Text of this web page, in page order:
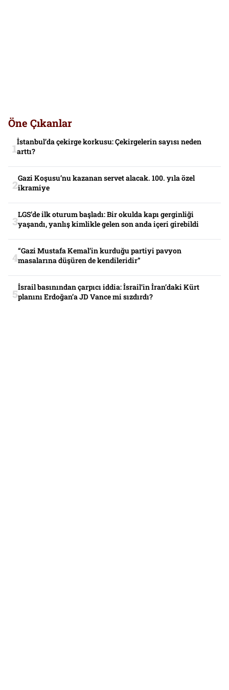
Öne Çıkanlar
İstanbul’da çekirge korkusu: Çekirgelerin sayısı neden
arttı?
Gazi Koşusu’nu kazanan servet alacak. 100. yıla özel
ikramiye
LGS’de ilk oturum başladı: Bir okulda kapı gerginliği
yaşandı, yanlış kimlikle gelen son anda içeri girebildi
“Gazi Mustafa Kemal’in kurduğu partiyi pavyon
masalarına düşüren de kendileridir”
İsrail basınından çarpıcı iddia: İsrail’in İran’daki Kürt
planını Erdoğan’a JD Vance mi sızdırdı?